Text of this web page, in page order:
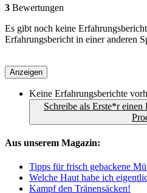
3 Bewertungen
Es gibt noch keine
Erfahrungsbericht in einer anderen
Anzeigen
Keine Erfahrungsberichte
Schreibe als Erste*r
Aus unserem Magazin:
Tipps für frisch gebackene
Welche Haut habe ich
Kampf den Tränensäcken!